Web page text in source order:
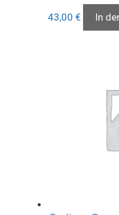
43,00 € In